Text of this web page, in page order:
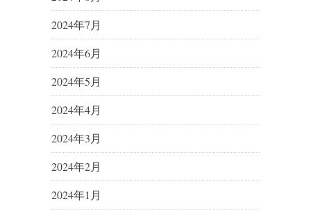
2024年7月
2024年6月
2024年5月
2024年4月
2024年3月
2024年2月
2024年1月